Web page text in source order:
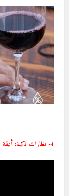
4- نظارات ذكية، أنيقة و سهلة الإرتداء تحتوي على كاميرات و ميكروفونات للمراقبة: